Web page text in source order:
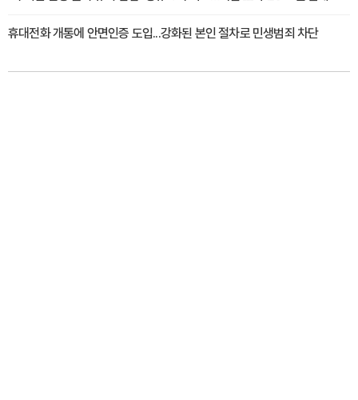
휴대전화 개통에 안면인증 도입...강화된 본인 절차로 민생범죄 차단